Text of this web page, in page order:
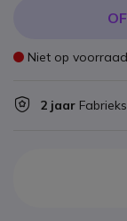
Niet op voorraad
2 jaar